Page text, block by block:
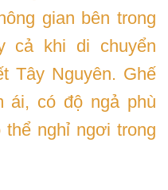
gian bên trong
cả khi di chuyển
Tây Nguyên. Ghế
ái, có độ ngả phù
nghỉ ngơi trong